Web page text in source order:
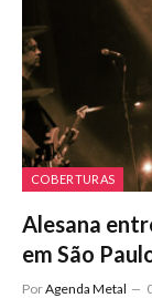
COBERTURAS
Alesana
em São
PorAgenda Metal